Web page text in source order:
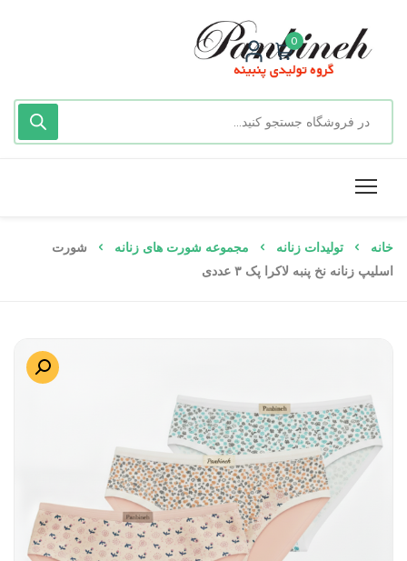
0
خانه تولیدات زنانه مجموعه شورت های زنانه
شورت
اسلیپ زنانه نخ پنبه لاکرا پک ۳ عددی